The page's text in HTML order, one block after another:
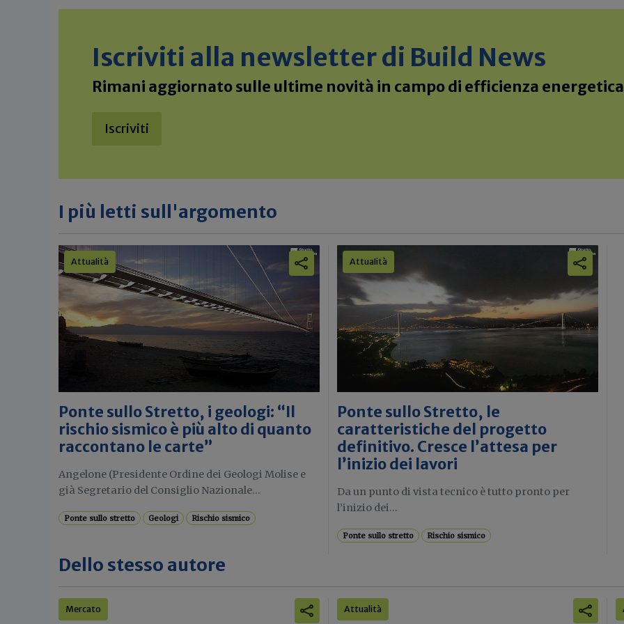
Iscriviti alla newsletter di Build News
Rimani aggiornato sulle ultime novità in campo di efficienza
Iscriviti
I più letti sull'argomento
Attualità
Ponte sullo Stretto, i geologi: “Il
rischio sismico è più alto di quanto
raccontano le carte”
Angelone (Presidente Ordine dei Geologi Molise e
già Segretario del Consiglio Nazionale...
Ponte sullo stretto Geologi Rischio sismico
Attualità
Ponte sullo Stretto, le
caratteristiche del progetto
definitivo. Cresce l’attesa per
l’inizio dei lavori
Da un punto di vista tecnico è tutto pronto per
l’inizio dei...
Ponte sullo stretto Rischio sismico
Dello stesso autore
Mercato Attualità